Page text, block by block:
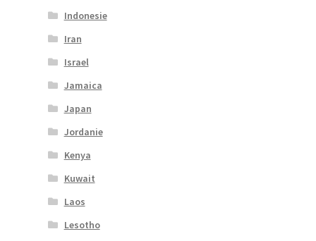
Indonesie
Iran
Israel
Jamaica
Japan
Jordanie
Kenya
Kuwait
Laos
Lesotho